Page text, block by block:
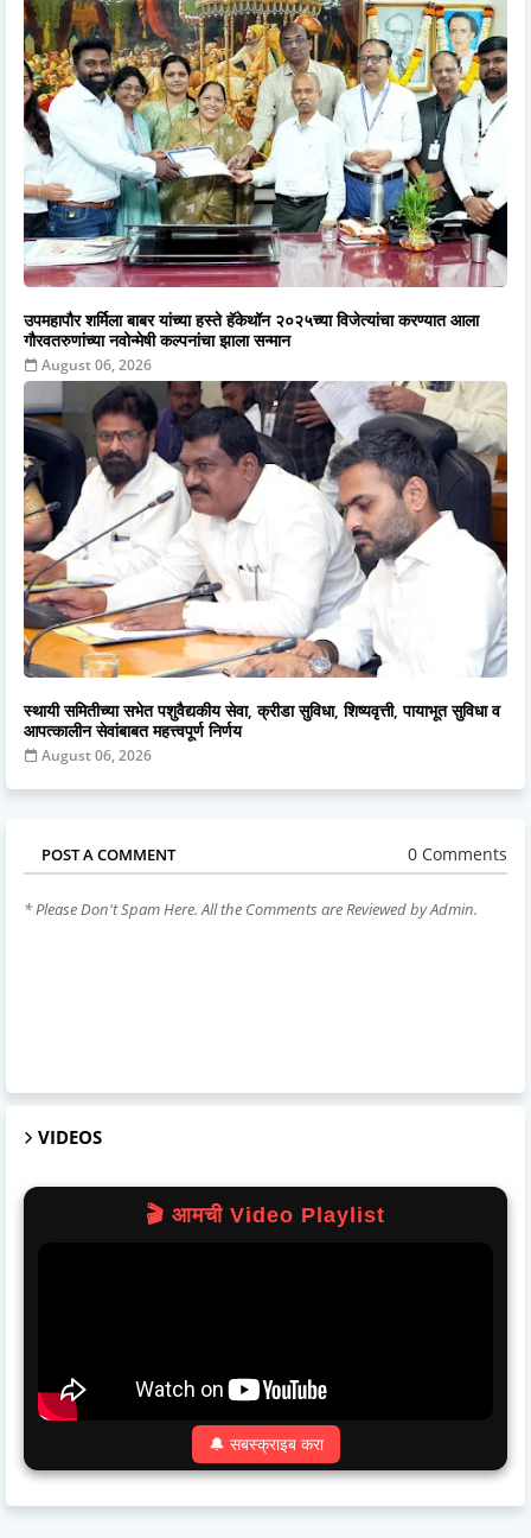
उपमहापौर शर्मिला बाबर यांच्या हस्ते हॅकेथॉन २०२५च्या विजेत्यांचा करण्यात आला
गौरवतरुणांच्या नवोन्मेषी कल्पनांचा झाला सन्मान
August 06, 2026
स्थायी समितीच्या सभेत पशुवैद्यकीय सेवा, क्रीडा सुविधा, शिष्यवृत्ती, पायाभूत सुविधा व
आपत्कालीन सेवांबाबत महत्त्वपूर्ण निर्णय
August 06, 2026
POST A COMMENT 0 Comments
* Please Don't Spam Here. All the Comments are Reviewed by Admin.
VIDEOS
🎬 आमची Video Playlist
🔔 सबस्क्राइब करा